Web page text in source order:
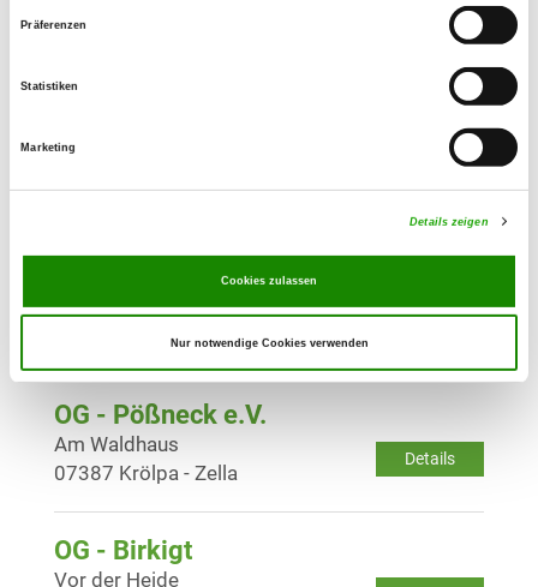
Präferenzen
Statistiken
Marketing
Details zeigen
Cookies zulassen
Nur notwendige Cookies verwenden
Am Weidig
OG - Königsee/Thür.
Details
OG - Cursdorf/Meuselbach
Details
Laubtalstr. 16
98744 Schwarzatal OT Meuselbach
OG - Pößneck e.V.
Details
Am Waldhaus
07387 Krölpa - Zella
OG - Birkigt
Vor der Heide